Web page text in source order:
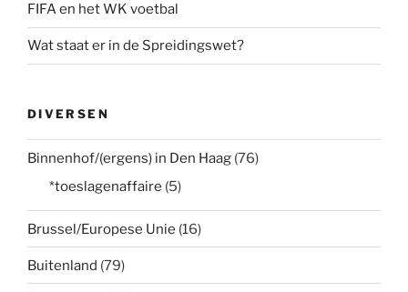
FIFA en het WK voetbal
Wat staat er in de Spreidingswet?
DIVERSEN
Binnenhof/(ergens) in Den Haag (76)
*toeslagenaffaire (5)
Brussel/Europese Unie (16)
Buitenland (79)